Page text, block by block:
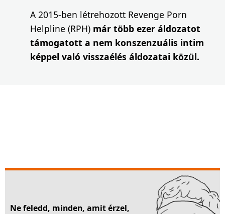
A 2015-ben létrehozott Revenge Porn
Helpline (RPH) már több ezer áldozatot
támogatott a nem konszenzuális intim
képpel való visszaélés áldozatai közül.
Ne feledd, minden, amit érzel,